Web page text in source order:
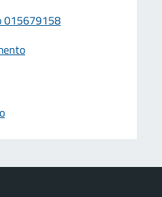
015679158